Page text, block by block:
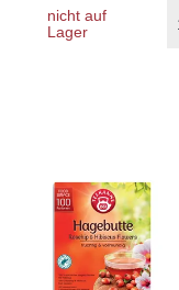
nicht auf
Lager